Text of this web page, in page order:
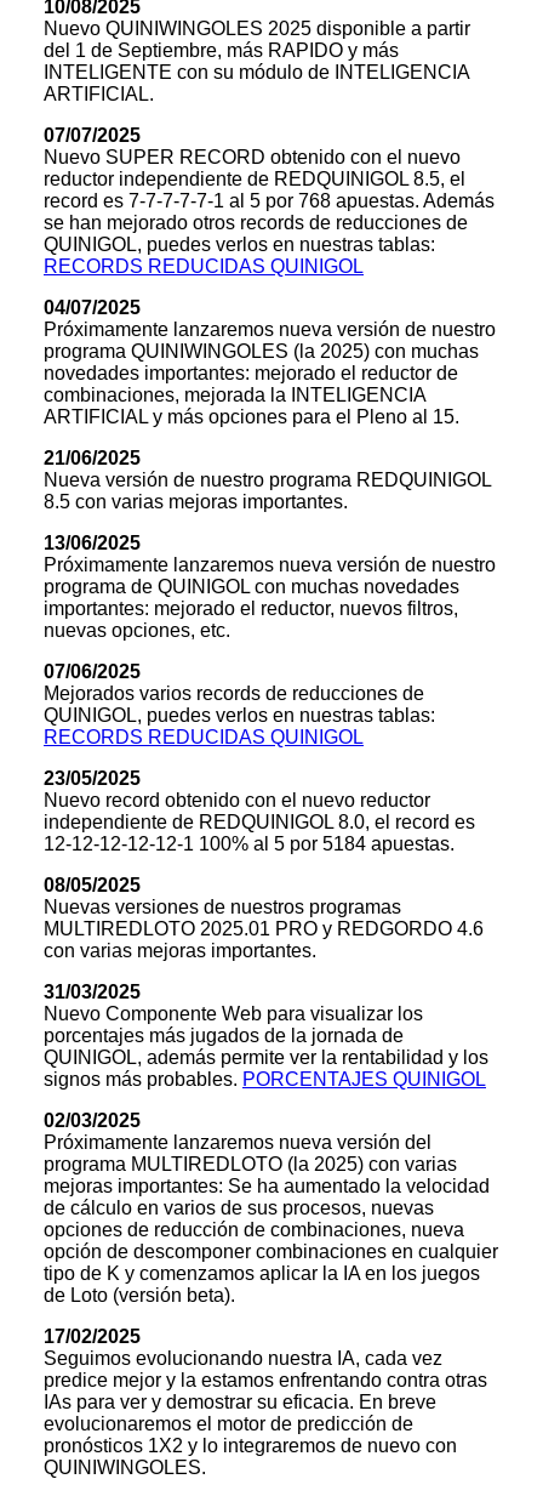
10/08/2025
Nuevo QUINIWINGOLES 2025 disponible a partir
del 1 de Septiembre, más RAPIDO y más
INTELIGENTE con su módulo de INTELIGENCIA
ARTIFICIAL.
07/07/2025
Nuevo SUPER RECORD obtenido con el nuevo
reductor independiente de REDQUINIGOL 8.5, el
record es 7-7-7-7-7-1 al 5 por 768 apuestas. Además
se han mejorado otros records de reducciones de
QUINIGOL, puedes verlos en nuestras tablas:
RECORDS REDUCIDAS QUINIGOL
04/07/2025
Próximamente lanzaremos nueva versión de nuestro
programa QUINIWINGOLES (la 2025) con muchas
novedades importantes: mejorado el reductor de
combinaciones, mejorada la INTELIGENCIA
ARTIFICIAL y más opciones para el Pleno al 15.
21/06/2025
Nueva versión de nuestro programa REDQUINIGOL
8.5 con varias mejoras importantes.
13/06/2025
Próximamente lanzaremos nueva versión de nuestro
programa de QUINIGOL con muchas novedades
importantes: mejorado el reductor, nuevos filtros,
nuevas opciones, etc.
07/06/2025
Mejorados varios records de reducciones de
QUINIGOL, puedes verlos en nuestras tablas:
RECORDS REDUCIDAS QUINIGOL
23/05/2025
Nuevo record obtenido con el nuevo reductor
independiente de REDQUINIGOL 8.0, el record es
12-12-12-12-12-1 100% al 5 por 5184 apuestas.
08/05/2025
Nuevas versiones de nuestros programas
MULTIREDLOTO 2025.01 PRO y REDGORDO 4.6
con varias mejoras importantes.
31/03/2025
Nuevo Componente Web para visualizar los
porcentajes más jugados de la jornada de
QUINIGOL, además permite ver la rentabilidad y los
signos más probables. PORCENTAJES QUINIGOL
02/03/2025
Próximamente lanzaremos nueva versión del
programa MULTIREDLOTO (la 2025) con varias
mejoras importantes: Se ha aumentado la velocidad
de cálculo en varios de sus procesos, nuevas
opciones de reducción de combinaciones, nueva
opción de descomponer combinaciones en cualquier
tipo de K y comenzamos aplicar la IA en los juegos
de Loto (versión beta).
17/02/2025
Seguimos evolucionando nuestra IA, cada vez
predice mejor y la estamos enfrentando contra otras
IAs para ver y demostrar su eficacia. En breve
evolucionaremos el motor de predicción de
pronósticos 1X2 y lo integraremos de nuevo con
QUINIWINGOLES.